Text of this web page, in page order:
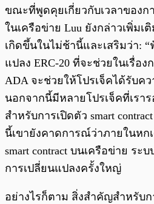
ขณะที่พูดคุยเกี่ยวกับเวลาของก
ในเครือข่าย Luu ยังกล่าวเพิ่มเ
เกิดขึ้นในไม่ช้านี้และเสริมว่า: “
แปลง ERC-20 ที่จะช่วยในเรื่อง
ADA จะช่วยให้โปรเจ็คได้รับค
นอกจากนี้มีหลายโปรเจ็คที่เรา
สำหรับการเปิดตัว smart
นี้เขายังคาดการณ์ว่าภายในหก
smart contract บนเครือข่าย ระ
การเปลี่ยนแปลงครั้งใหญ่
อย่างไรก็ตาม สิ่งสำคัญสำหรับก